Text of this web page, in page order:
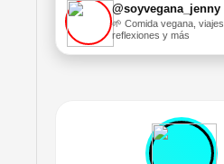
@soyvegana_jenny
🌱 Comida vegana, viajes,
reflexiones y más